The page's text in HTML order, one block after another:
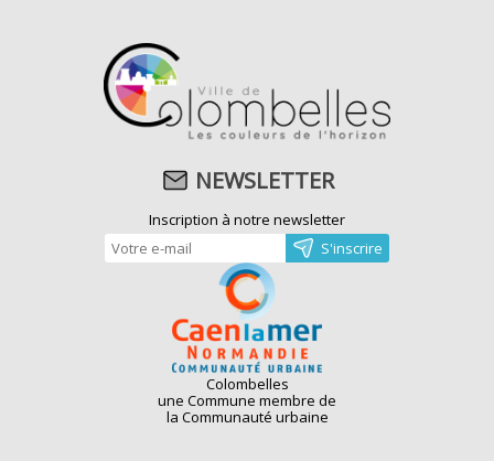
NEWSLETTER
Inscription à notre newsletter
Colombelles
une Commune membre de
la Communauté urbaine